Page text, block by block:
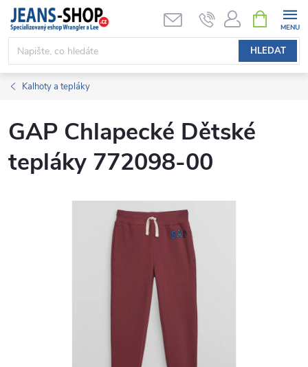
Přejít
obsah
HLEDAT
NÁKUPNÍ
KOŠÍK
Kalhoty a tepláky
GAP Chlapecké Dětské
tepláky 772098-00